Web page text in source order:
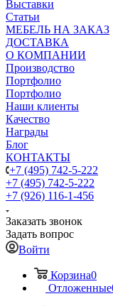
Выставки
Статьи
МЕБЕЛЬ НА ЗАКАЗ
ДОСТАВКА
О КОМПАНИИ
Производство
Портфолио
Портфолио
Наши клиенты
Качество
Награды
Блог
КОНТАКТЫ
+7 (495) 742-5-222
+7 (495) 742-5-222
+7 (926) 116-1-456
Заказать звонок
Задать вопрос
Войти
Корзина0
Отложенные